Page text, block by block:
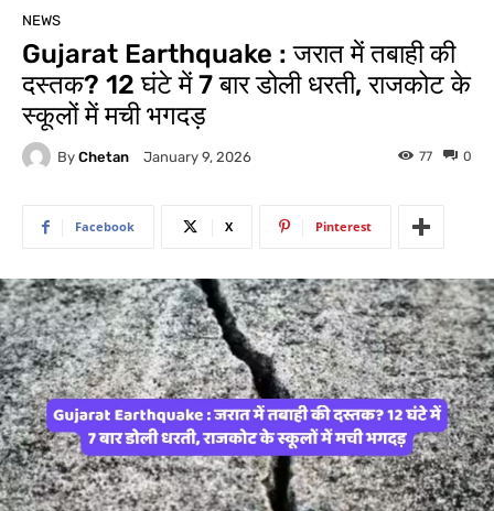
NEWS
Gujarat Earthquake : जरात में तबाही की
दस्तक? 12 घंटे में 7 बार डोली धरती, राजकोट के
स्कूलों में मची भगदड़
By Chetan January 9, 2026 0
77
Facebook X Pinterest